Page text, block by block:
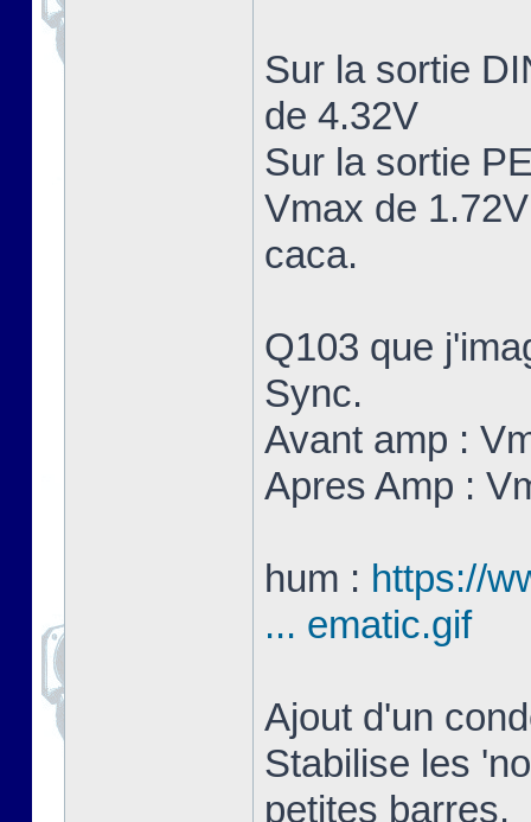
Sur la sortie
de 4.32V
Sur la sortie
Vmax de
caca.
Q103 que
Sync.
Avant amp :
Apres Amp :
hum : https://
... ematic.gif
Ajout d'un
Stabilise les
petites barres.